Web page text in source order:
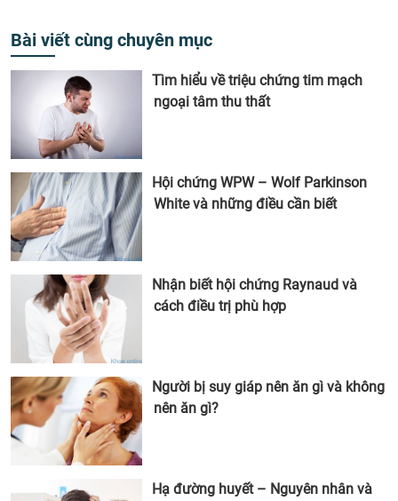
Bài viết cùng chuyên mục
Tìm hiểu về triệu chứng tim mạch
ngoại tâm thu thất
Hội chứng WPW – Wolf Parkinson
White và những điều cần biết
Nhận biết hội chứng Raynaud và
cách điều trị phù hợp
Người bị suy giáp nên ăn gì và không
nên ăn gì?
Hạ đường huyết – Nguyên nhân và